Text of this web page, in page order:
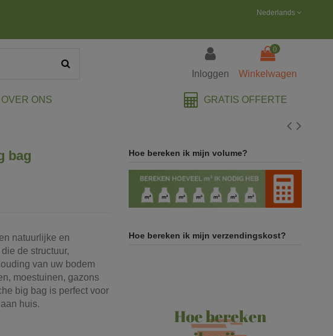
Nederlands
Inloggen
0
Winkelwagen
OVER ONS GRATIS OFFERTE
bag
natuurlijke en
de structuur,
van uw bodem
moestuinen, gazons
big bag is perfect voor
huis.
Hoe bereken ik mijn volume?
Hoe bereken ik mijn verzendingskost?